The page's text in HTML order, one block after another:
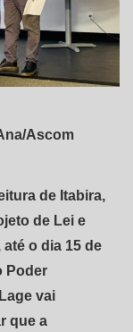
Ascom
de Itabira,
de Lei e
o dia 15 de
Poder
vai
que a